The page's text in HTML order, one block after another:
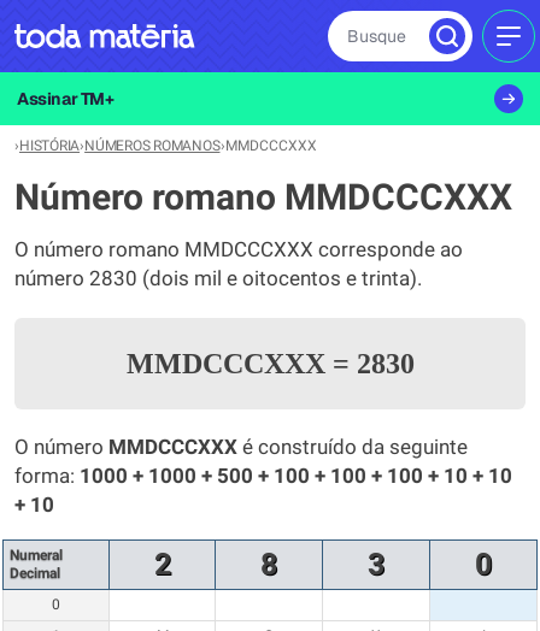
Busque
Assinar TM+
›HISTÓRIA›NÚMEROS ROMANOS›MMDCCCXXX
Número romano MMDCCCXXX
O número romano MMDCCCXXX corresponde ao
número 2830 (dois mil e oitocentos e trinta).
MMDCCCXXX = 2830
O número MMDCCCXXX é construído da seguinte
forma: 1000 + 1000 + 500 + 100 + 100 + 100 + 10 + 10
+ 10
Numeral
Decimal
2 8 3 0
0